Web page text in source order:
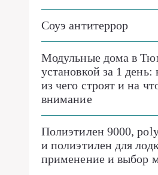
Соуэ антитеррор
Модульные дома в
установкой за 1 день:
из чего строят и на
внимание
Полиэтилен 9000,
и полиэтилен для
применение и выбор